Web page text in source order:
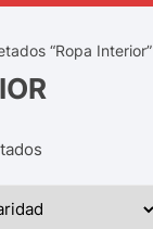
“Ropa Interior”